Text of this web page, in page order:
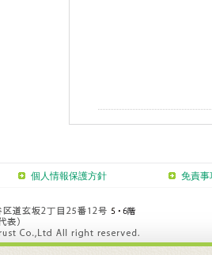
個人情報保護方針 免責事